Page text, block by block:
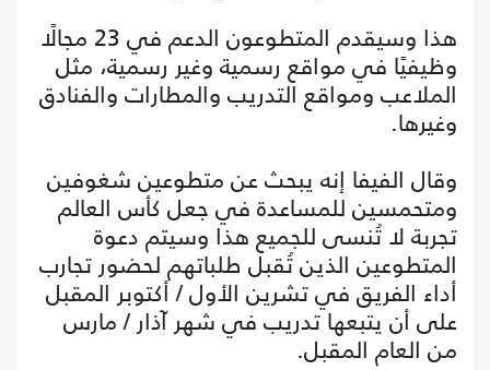
هذا وسيقدم المتطوعون الدعم في 23 مجالًا
وظيفيًا في مواقع رسمية وغير رسمية، مثل
الملاعب ومواقع التدريب والمطارات والفنادق
وغيرها.
وقال الفيفا إنه يبحث عن متطوعين شغوفين
ومتحمسين للمساعدة في جعل كأس العالم
تجربة لا تُنسى للجميع هذا وسيتم دعوة
المتطوعين الذين تُقبل طلباتهم لحضور تجارب
أداء الفريق في تشرين الأول / أكتوبر المقبل
على أن يتبعها تدريب في شهر آذار / مارس
من العام المقبل.